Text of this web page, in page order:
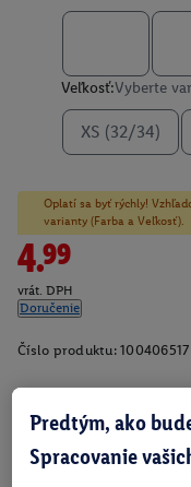
Veľkosť:Vyberte
XS (32/34)
Oplatí sa byť rýchly!
varianty (Farba a Veľkosť).
4.99
vrát. DPH
Doručenie
Číslo produktu: 100406517
Zistite svoju veľkosť
Predtým, ako
Spracovanie